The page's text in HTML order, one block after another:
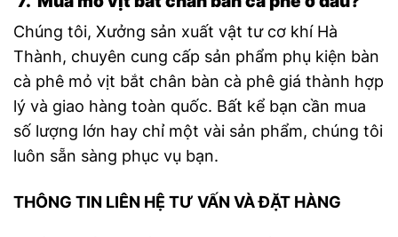
Chúng tôi, Xưởng sản xuất vật tư cơ khí Hà
Thành, chuyên cung cấp sản phẩm phụ kiện bàn
cà phê mỏ vịt bắt chân bàn cà phê giá thành hợp
lý và giao hàng toàn quốc. Bất kể bạn cần mua
số lượng lớn hay chỉ một vài sản phẩm, chúng tôi
luôn sẵn sàng phục vụ bạn.
THÔNG TIN LIÊN HỆ TƯ VẤN VÀ ĐẶT HÀNG